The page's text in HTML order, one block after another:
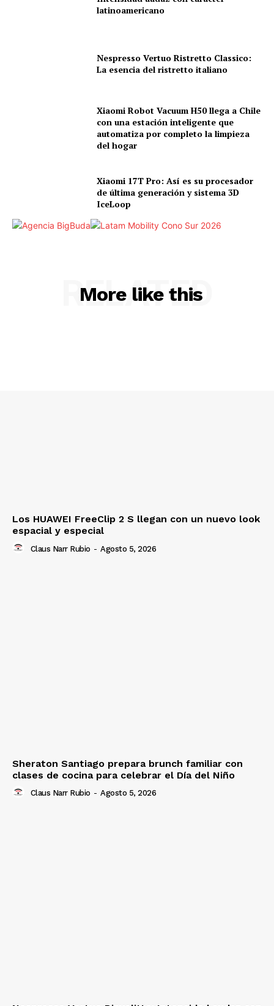
latinoamericano
Nespresso Vertuo Ristretto Classico:
La esencia del ristretto italiano
Xiaomi Robot Vacuum H50 llega a Chile
con una estación inteligente que
automatiza por completo la limpieza
del hogar
Xiaomi 17T Pro: Así es su procesador
de última generación y sistema 3D
IceLoop
More like this
RELATED
Los HUAWEI FreeClip 2 S llegan con un nuevo look
espacial y especial
Claus Narr Rubio - Agosto 5, 2026
Sheraton Santiago prepara brunch familiar con
clases de cocina para celebrar el Día del Niño
Claus Narr Rubio - Agosto 5, 2026